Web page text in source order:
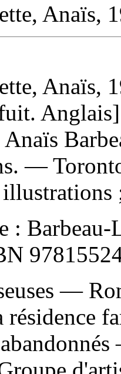
Anaïs,
Anaïs,
Anglais]
—
: Barbeau-
—
résidence